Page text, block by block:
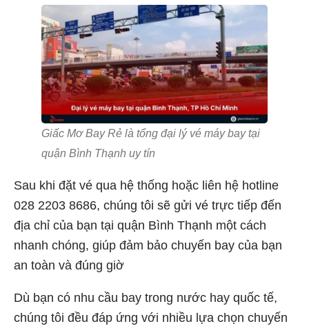
Giấc Mơ Bay Rẻ là tổng đại lý vé máy bay tại
quận Bình Thạnh uy tín
Sau khi đặt vé qua hệ thống hoặc liên hệ hotline
028 2203 8686, chúng tôi sẽ gửi vé trực tiếp đến
địa chỉ của bạn tại quận Bình Thạnh một cách
nhanh chóng, giúp đảm bảo chuyến bay của bạn
an toàn và đúng giờ
Dù bạn có nhu cầu bay trong nước hay quốc tế,
chúng tôi đều đáp ứng với nhiều lựa chọn chuyến